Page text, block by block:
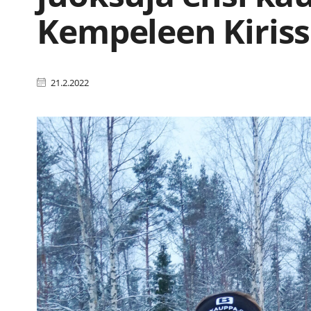
Kempeleen
21.2.2022